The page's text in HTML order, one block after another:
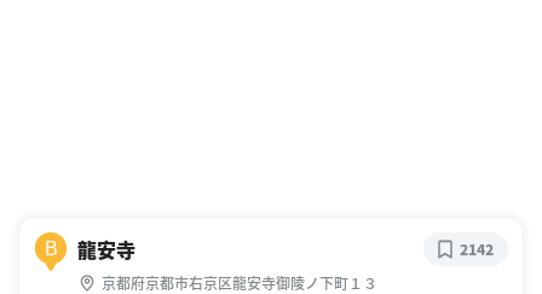
B 龍安寺
京都府京都市右京区龍安寺御陵ノ下町１３
2142